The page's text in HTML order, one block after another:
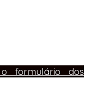
formulário dos